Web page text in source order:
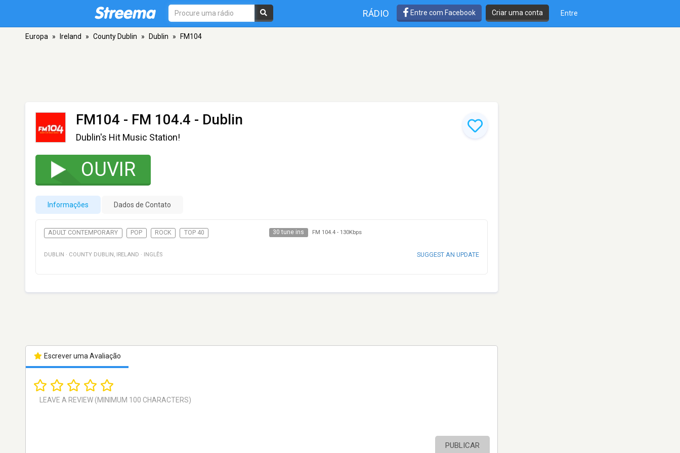
RÁDIO Entre com Facebook Criar uma conta Entre
Europa » Ireland » County Dublin » Dublin » FM104
FM104 - FM 104.4 - Dublin
Dublin's Hit Music Station!
OUVIR
Informações Dados de Contato
ADULT CONTEMPORARY POP ROCK TOP 40 30 tune ins FM 104.4- 130Kbps
DUBLIN · COUNTY DUBLIN , IRELAND · INGLÊS SUGGEST AN UPDATE
Escrever uma Avaliação
PUBLICAR